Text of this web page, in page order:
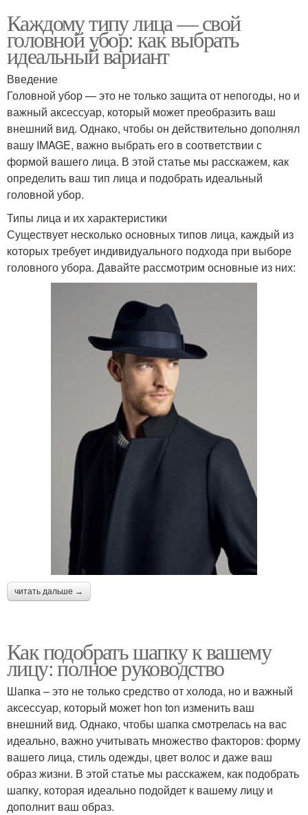
Каждому типу лица — свой
головной убор: как выбрать
идеальный вариант
Введение
Головной убор — это не только защита от непогоды, но и
важный аксессуар, который может преобразить ваш
внешний вид. Однако, чтобы он действительно дополнял
вашу IMAGE, важно выбрать его в соответствии с
формой вашего лица. В этой статье мы расскажем, как
определить ваш тип лица и подобрать идеальный
головной убор.
Типы лица и их характеристики
Существует несколько основных типов лица, каждый из
которых требует индивидуального подхода при выборе
головного убора. Давайте рассмотрим основные из них:
читать дальше →
Как подобрать шапку к вашему
лицу: полное руководство
Шапка – это не только средство от холода, но и важный
аксессуар, который может hon ton изменить ваш
внешний вид. Однако, чтобы шапка смотрелась на вас
идеально, важно учитывать множество факторов: форму
вашего лица, стиль одежды, цвет волос и даже ваш
образ жизни. В этой статье мы расскажем, как подобрать
шапку, которая идеально подойдет к вашему лицу и
дополнит ваш образ.